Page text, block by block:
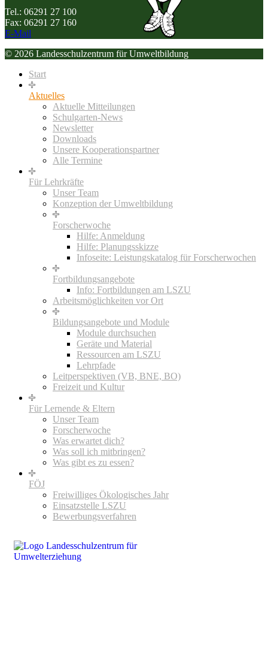
Tel.: 06291 27 100
Fax: 06291 27 160
E-Mail
© 2026 Landesschulzentrum für Umweltbildung
Start
Aktuelles
Aktuelle Mitteilungen
Schulgarten-News
Newsletter
Downloads
Unsere Kooperationspartner
Alle Termine
Für Lehrkräfte
Unser Team
Konzeption der Umweltbildung
Forscherwoche
Hilfe: Anmeldung
Hilfe: Planungsskizze
Infoseite: Leistungskatalog für Forscherwochen
Fortbildungsangebote
Info: Fortbildungen am LSZU
Arbeitsmöglichkeiten vor Ort
Bildungsangebote und Module
Module durchsuchen
Geräte und Material
Ressourcen am LSZU
Lehrpfade
Leitperspektiven (VB, BNE, BO)
Freizeit und Kultur
Für Lernende & Eltern
Unser Team
Forscherwoche
Was erwartet dich?
Was soll ich mitbringen?
Was gibt es zu essen?
FÖJ
Freiwilliges Ökologisches Jahr
Einsatzstelle LSZU
Bewerbungsverfahren